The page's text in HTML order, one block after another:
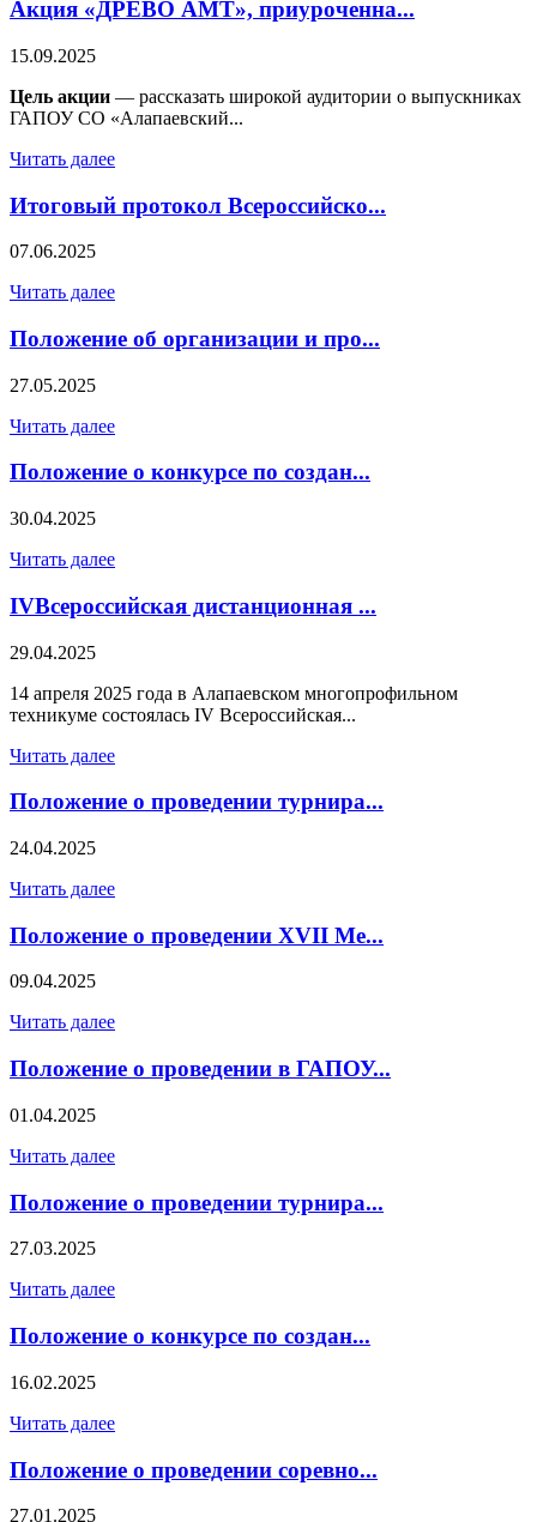
Акция «ДРЕВО АМТ», приуроченна...
15.09.2025
Цель акции — рассказать широкой аудитории о выпускниках
ГАПОУ СО «Алапаевский...
Читать далее
Итоговый протокол Всероссийско...
07.06.2025
Читать далее
Положение об организации и про...
27.05.2025
Читать далее
Положение о конкурсе по создан...
30.04.2025
Читать далее
IVВсероссийская дистанционная ...
29.04.2025
14 апреля 2025 года в Алапаевском многопрофильном
техникуме состоялась IV Всероссийская...
Читать далее
Положение о проведении турнира...
24.04.2025
Читать далее
Положение о проведении XVII Ме...
09.04.2025
Читать далее
Положение о проведении в ГАПОУ...
01.04.2025
Читать далее
Положение о проведении турнира...
27.03.2025
Читать далее
Положение о конкурсе по создан...
16.02.2025
Читать далее
Положение о проведении соревно...
27.01.2025